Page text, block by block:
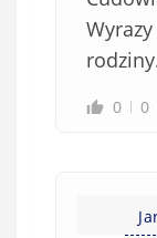
0 0